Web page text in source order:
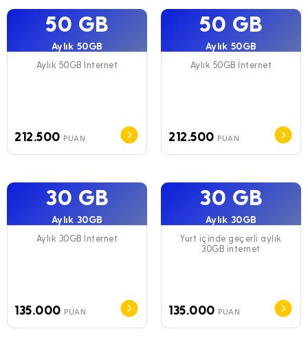
50 GB
Aylık 50GB
Aylık 50GB İnternet
212.500 PUAN
50 GB
Aylık 50GB
Aylık 50GB İnternet
212.500 PUAN
30 GB
Aylık 30GB
Aylık 30GB İnternet
135.000 PUAN
30 GB
Aylık 30GB
Yurt içinde geçerli aylık
30GB internet
135.000 PUAN